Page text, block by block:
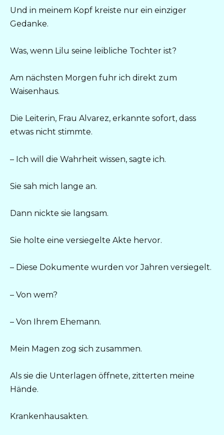
Und in meinem Kopf kreiste nur ein einziger
Gedanke.
Was, wenn Lilu seine leibliche Tochter ist?
Am nächsten Morgen fuhr ich direkt zum
Waisenhaus.
Die Leiterin, Frau Alvarez, erkannte sofort, dass
etwas nicht stimmte.
– Ich will die Wahrheit wissen, sagte ich.
Sie sah mich lange an.
Dann nickte sie langsam.
Sie holte eine versiegelte Akte hervor.
– Diese Dokumente wurden vor Jahren versiegelt.
– Von wem?
– Von Ihrem Ehemann.
Mein Magen zog sich zusammen.
Als sie die Unterlagen öffnete, zitterten meine
Hände.
Krankenhausakten.